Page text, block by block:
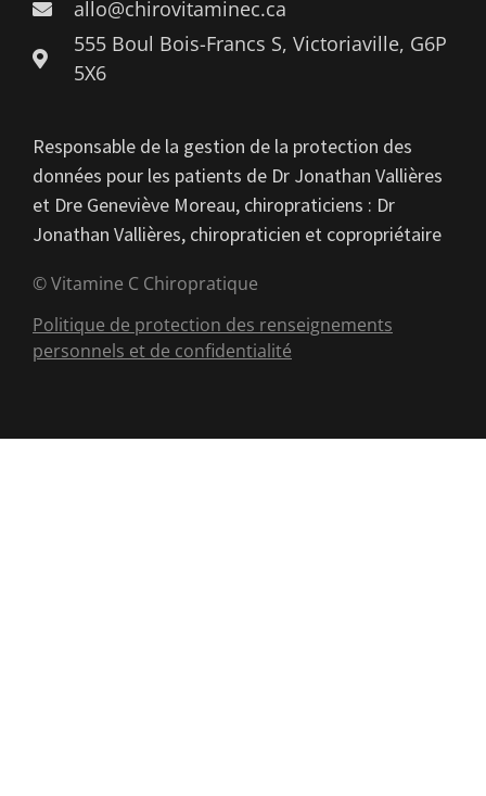
Responsable de la gestion de la protection des
données pour les patients de Dr Jonathan Vallières
et Dre Geneviève Moreau, chiropraticiens : Dr
Jonathan Vallières, chiropraticien et copropriétaire
© Vitamine C Chiropratique
Politique de protection des renseignements
personnels et de confidentialité
allo@chirovitaminec.ca
555 Boul Bois-Francs S, Victoriaville, G6P
5X6